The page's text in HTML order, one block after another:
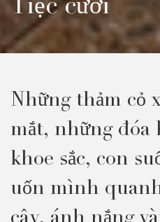
Tiệc cưới
Những thảm cỏ
mắt, những đóa
khoe sắc, con
uốn mình